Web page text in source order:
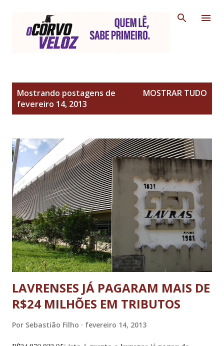
Mostrando postagens de
fevereiro 14, 2013
MOSTRAR TUDO
LAVRENSES JÁ PAGARAM MAIS DE
R$24 MILHÕES EM TRIBUTOS
Por Sebastião Filho fevereiro 14, 2013